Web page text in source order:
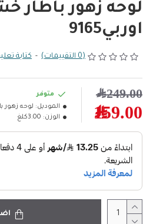
لوحه زهور
اوربي9165
(0 التقييمات) - كتابة
159.00﷼
249.00﷼
متوفر
الموديل: لوحه زهور
الوزن: 3.00كلغ